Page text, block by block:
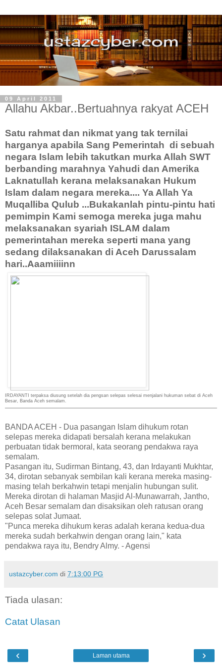
09 April 2011
Allahu Akbar..Bertuahnya rakyat ACEH
Satu rahmat dan nikmat yang tak ternilai
harganya apabila Sang Pemerintah di sebuah
negara Islam lebih takutkan murka Allah SWT
berbanding marahnya Yahudi dan Amerika
Laknatullah kerana melaksanakan Hukum
Islam dalam negara mereka.... Ya Allah Ya
Muqalliba Qulub ...Bukakanlah pintu-pintu hati
pemimpin Kami semoga mereka juga mahu
melaksanakan syariah ISLAM dalam
pemerintahan mereka seperti mana yang
sedang dilaksanakan di Aceh Darussalam
hari..Aaamiiiinn
IRDAYANTI terpaksa diusung setelah dia pengsan selepas selesai menjalani hukuman sebat di Aceh
Besar, Banda Aceh semalam.
BANDA ACEH - Dua pasangan Islam dihukum rotan
selepas mereka didapati bersalah kerana melakukan
perbuatan tidak bermoral, kata seorang pendakwa raya
semalam.
Pasangan itu, Sudirman Bintang, 43, dan Irdayanti Mukhtar,
34, dirotan sebanyak sembilan kali kerana mereka masing-
masing telah berkahwin tetapi menjalin hubungan sulit.
Mereka dirotan di halaman Masjid Al-Munawarrah, Jantho,
Aceh Besar semalam dan disaksikan oleh ratusan orang
selepas solat Jumaat.
"Punca mereka dihukum keras adalah kerana kedua-dua
mereka sudah berkahwin dengan orang lain," kata
pendakwa raya itu, Bendry Almy. - Agensi
ustazcyber.com di 7:13:00 PG
Tiada ulasan:
Catat Ulasan
‹ ›
Laman utama